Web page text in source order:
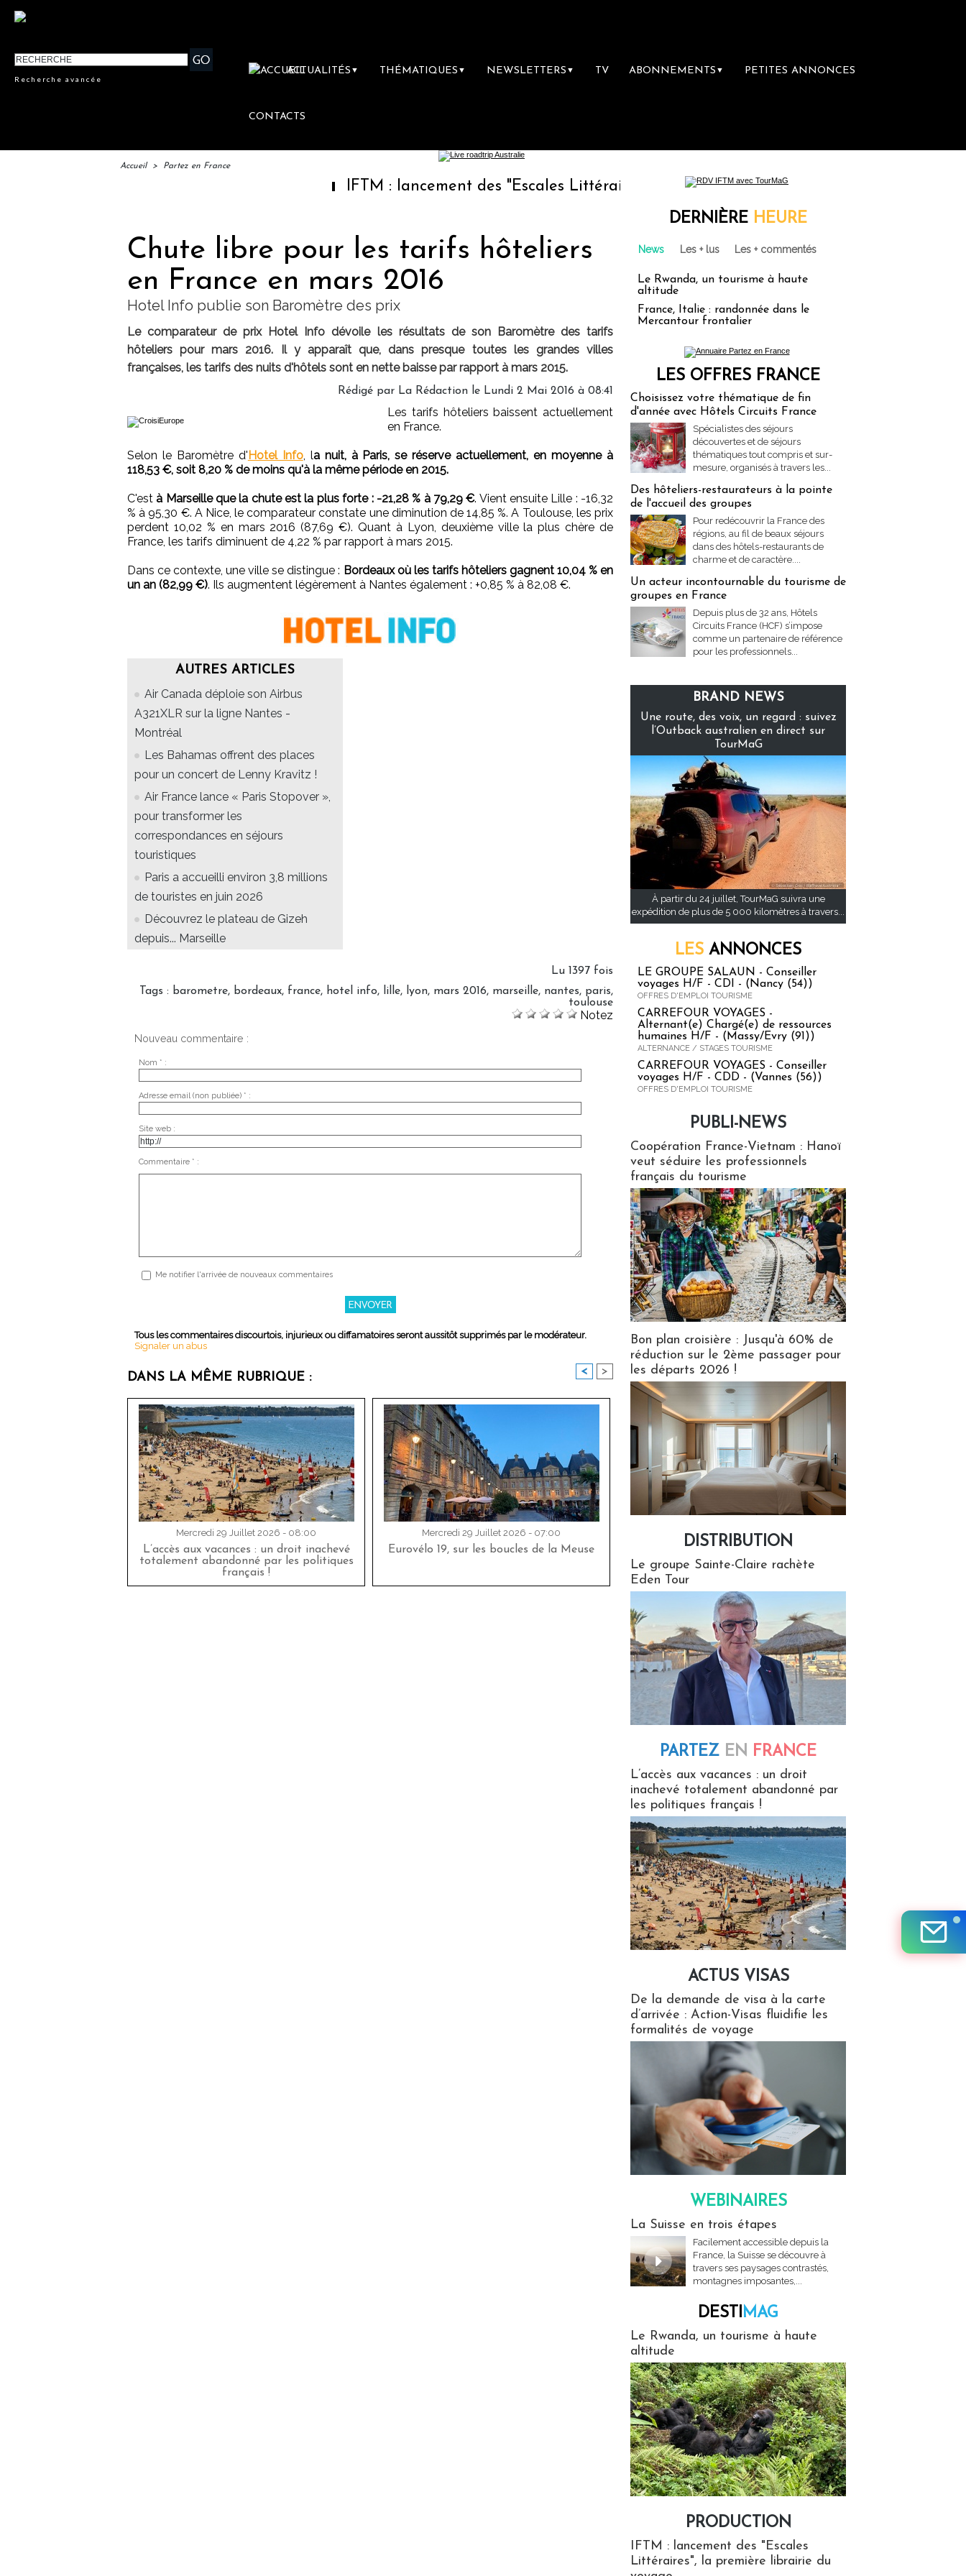
Recherche avancée
ACTUALITÉS ▼ THÉMATIQUES ▼ NEWSLETTERS ▼ TV ABONNEMENTS ▼ PETITES ANNONCES
CONTACTS
Accueil > Partez en France
IFTM : lancement des "Escales Littéraires", la première librairie du voyage
Chute libre pour les tarifs hôteliers
en France en mars 2016
Hotel Info publie son Baromètre des prix
Le comparateur de prix Hotel Info dévoile les résultats de son Baromètre des tarifs
hôteliers pour mars 2016. Il y apparaît que, dans presque toutes les grandes villes
françaises, les tarifs des nuits d'hôtels sont en nette baisse par rapport à mars 2015.
Rédigé par La Rédaction le Lundi 2 Mai 2016 à 08:41
Les tarifs hôteliers baissent actuellement
en France.
Selon le Baromètre d'Hotel Info, la nuit, à Paris, se réserve actuellement, en moyenne à
118,53 €, soit 8,20 % de moins qu'à la même période en 2015.
C'està Marseille que la chute est la plus forte : -21,28 % à 79,29 €. Vient ensuite Lille : -16,32
% à 95,30 €. A Nice, le comparateur constate une diminution de 14,85 %. A Toulouse, les prix
perdent 10,02 % en mars 2016 (87,69 €). Quant à Lyon, deuxième ville la plus chère de
France, les tarifs diminuent de 4,22 % par rapport à mars 2015.
Dans ce contexte, une ville se distingue : Bordeaux où les tarifs hôteliers gagnent 10,04 % en
un an (82,99 €). Ils augmentent légèrement à Nantes également : +0,85 % à 82,08 €.
AUTRES ARTICLES
Air Canada déploie son Airbus
A321XLR sur la ligne Nantes -
Montréal
Les Bahamas offrent des places
pour un concert de Lenny Kravitz !
Air France lance « Paris Stopover »,
pour transformer les
correspondances en séjours
touristiques
Paris a accueilli environ 3,8 millions
de touristes en juin 2026
Découvrez le plateau de Gizeh
depuis... Marseille
Lu 1397 fois
Tags : barometre, bordeaux, france, hotel info, lille, lyon, mars 2016, marseille, nantes, paris,
toulouse
Notez
Nouveau commentaire :
Nom * :
Adresse email (non publiée) * :
Site web :
Commentaire * :
Me notifier l'arrivée de nouveaux commentaires
Tous les commentaires discourtois, injurieux ou diffamatoires seront aussitôt supprimés par le modérateur.
Signaler un abus
DANS LA MÊME RUBRIQUE : < >
Mercredi 29 Juillet 2026 - 08:00
L’accès aux vacances : un droit inachevé
totalement abandonné par les politiques
français !
Mercredi 29 Juillet 2026 - 07:00
Eurovélo 19, sur les boucles de la Meuse
DERNIÈRE HEURE
News Les + lus Les + commentés
Le Rwanda, un tourisme à haute
altitude
France, Italie : randonnée dans le
Mercantour frontalier
LES OFFRES FRANCE
Choisissez votre thématique de fin
d'année avec Hôtels Circuits France
Spécialistes des séjours
découvertes et de séjours
thématiques tout compris et sur-
mesure, organisés à travers les...
Des hôteliers-restaurateurs à la pointe
de l'accueil des groupes
Pour redécouvrir la France des
régions, au fil de beaux séjours
dans des hôtels-restaurants de
charme et de caractère....
Un acteur incontournable du tourisme de
groupes en France
Depuis plus de 32 ans, Hôtels
Circuits France (HCF) s’impose
comme un partenaire de référence
pour les professionnels...
BRAND NEWS
Une route, des voix, un regard : suivez
l’Outback australien en direct sur
TourMaG
À partir du 24 juillet, TourMaG suivra une
expédition de plus de 5 000 kilomètres à travers...
LES ANNONCES
LE GROUPE SALAUN - Conseiller
voyages H/F - CDI - (Nancy (54))
OFFRES D'EMPLOI TOURISME
CARREFOUR VOYAGES -
Alternant(e) Chargé(e) de ressources
humaines H/F - (Massy/Evry (91))
ALTERNANCE / STAGES TOURISME
CARREFOUR VOYAGES - Conseiller
voyages H/F - CDD - (Vannes (56))
OFFRES D'EMPLOI TOURISME
PUBLI-NEWS
Coopération France-Vietnam : Hanoï
veut séduire les professionnels
français du tourisme
Bon plan croisière : Jusqu'à 60% de
réduction sur le 2ème passager pour
les départs 2026 !
DISTRIBUTION
Le groupe Sainte-Claire rachète
Eden Tour
PARTEZ EN FRANCE
L’accès aux vacances : un droit
inachevé totalement abandonné par
les politiques français !
ACTUS VISAS
De la demande de visa à la carte
d’arrivée : Action-Visas fluidifie les
formalités de voyage
WEBINAIRES
La Suisse en trois étapes
Facilement accessible depuis la
France, la Suisse se découvre à
travers ses paysages contrastés,
montagnes imposantes,...
DESTIMAG
Le Rwanda, un tourisme à haute
altitude
PRODUCTION
IFTM : lancement des "Escales
Littéraires", la première librairie du